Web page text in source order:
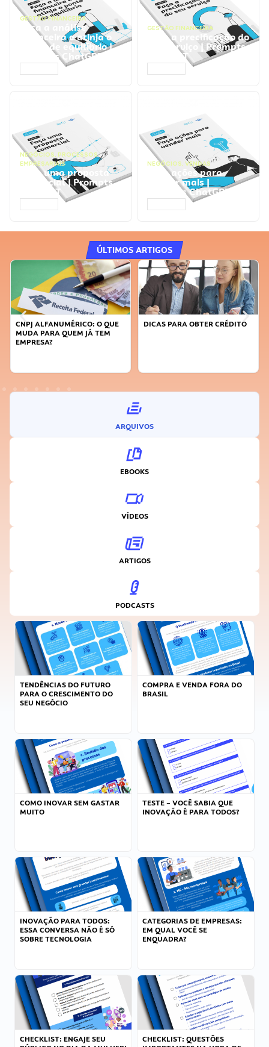
GESTÃO FINANCEIRA
Faça a análise
financeira e atinja o
ponto de equilíbrio |
Prompts ChatGPT
GESTÃO FINANCEIRA
Faça a precificação do
seu serviço | Prompts
ChatGPT
NEGÓCIOS, PROCESSOS
EMPRESARIAIS
Faça uma proposta
comercial | Prompts
ChatGPT
NEGÓCIOS, VENDAS
Faça ações para
vender mais |
Prompts ChatGPT
ÚLTIMOS ARTIGOS
CNPJ ALFANUMÉRICO: O QUE
MUDA PARA QUEM JÁ TEM
EMPRESA?
DICAS PARA OBTER CRÉDITO
ARQUIVOS
EBOOKS
VÍDEOS
ARTIGOS
PODCASTS
TENDÊNCIAS DO FUTURO
PARA O CRESCIMENTO DO
SEU NEGÓCIO
COMPRA E VENDA FORA DO
BRASIL
COMO INOVAR SEM GASTAR
MUITO
TESTE – VOCÊ SABIA QUE
INOVAÇÃO É PARA TODOS?
INOVAÇÃO PARA TODOS:
ESSA CONVERSA NÃO É SÓ
SOBRE TECNOLOGIA
CATEGORIAS DE EMPRESAS:
EM QUAL VOCÊ SE
ENQUADRA?
CHECKLIST: ENGAJE SEU
CHECKLIST: QUESTÕES